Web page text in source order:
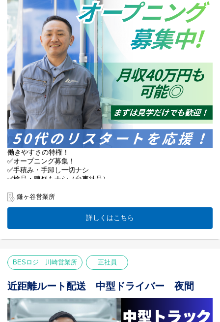
●50代・60代が現場の主役！
●最長68歳までの再雇用制度あり
●勤務日数の短縮も相談OK
＜休みやすさバツグン＞
日曜休みに加え、希望休にも柔軟に対応します。
「しっかり稼ぎたいけど、家族との時間も大切にしたい」
そんな理想を当社で叶えませんか？
まずはお気軽にご応募ください♪
働きやすさの特権！
✅オープニング募集！
✅手積み・手卸し一切ナシ
✅検品・陳列もナシ（台車納品）
✅入社当日に有休10日付与！
✅履歴書不要で即面接OK
8tトラックで、センターから店舗へ食品や日用雑貨を運びます。
作業：カゴ台車を納品場所へ渡すだけ
メリット：重い物を持たないので腰や膝に優しい！
早朝スタートですが、その分終わるのも早め。
お昼過ぎには帰宅できるので、
銀行の用事や趣味、家族との時間など、
充実した午後を過ごせます。
鎌ヶ谷営業所
詳しくはこちら
BESロジ 川崎営業所 正社員
近距離ルート配送 中型ドライバー 夜間